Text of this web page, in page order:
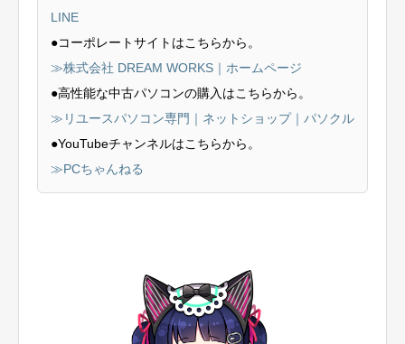
LINE
●コーポレートサイトはこちらから。
≫株式会社 DREAM WORKS｜ホームページ
●高性能な中古パソコンの購入はこちらから。
≫リユースパソコン専門｜ネットショップ｜パソクル
●YouTubeチャンネルはこちらから。
≫PCちゃんねる